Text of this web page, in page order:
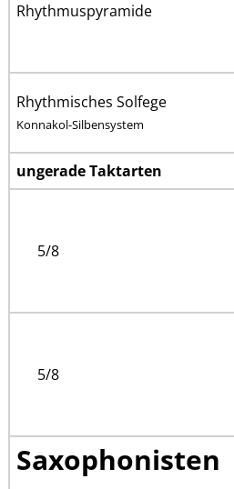
Rhythmuspyramide
Rhythmisches Solfege
Konnakol-Silbensystem
ungerade Taktarten
5/8
5/8
Saxophonisten